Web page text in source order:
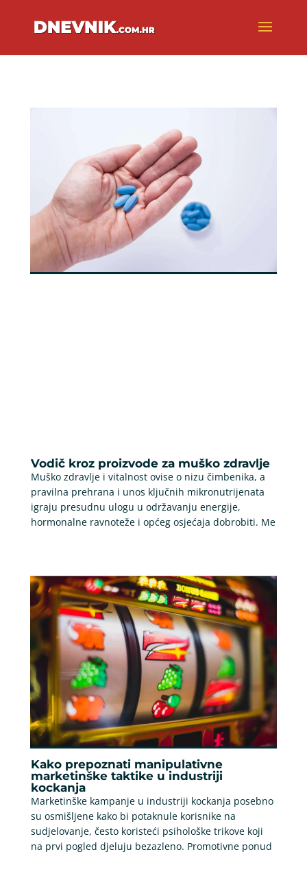
Vodič kroz proizvode za muško zdravlje
Muško zdravlje i vitalnost ovise o nizu čimbenika, a
pravilna prehrana i unos ključnih mikronutrijenata
igraju presudnu ulogu u održavanju energije,
hormonalne ravnoteže i općeg osjećaja dobrobiti. Me
Kako prepoznati manipulativne
marketinške taktike u industriji
kockanja
Marketinške kampanje u industriji kockanja posebno
su osmišljene kako bi potaknule korisnike na
sudjelovanje, često koristeći psihološke trikove koji
na prvi pogled djeluju bezazleno. Promotivne ponud